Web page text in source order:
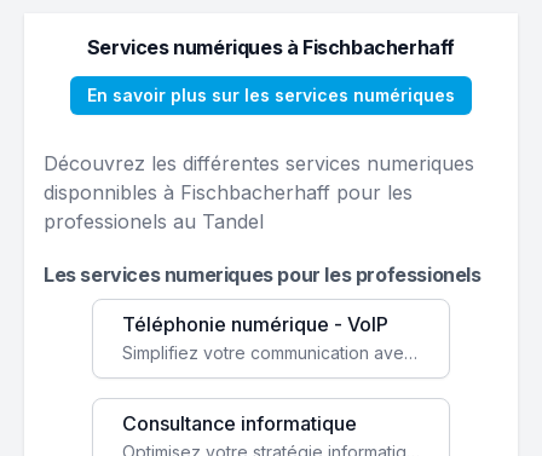
Services numériques à Fischbacherhaff
En savoir plus sur les services numériques
Découvrez les différentes services numeriques
disponnibles à Fischbacherhaff pour les
professionels au Tandel
Les services numeriques pour les professionels
Téléphonie numérique - VoIP
Simplifiez votre communication avec une solution VoIP flexible, économique et adaptée à vos besoins professionnels.
Consultance informatique
Optimisez votre stratégie informatique avec l'expertise de nos consultants pour améliorer votre efficacité et sécurité.